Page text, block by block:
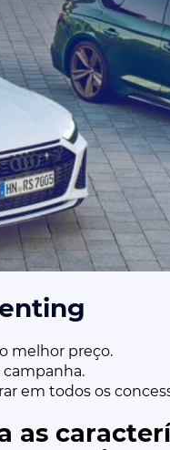
melhor preço.
em todos os
as